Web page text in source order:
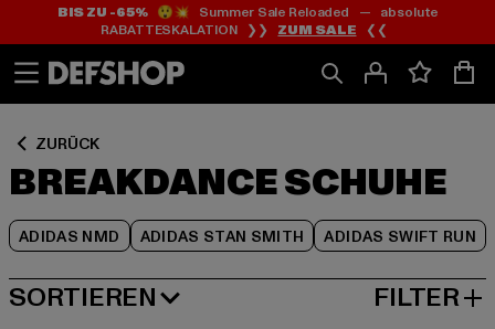
Zum
Inhalt
springen
Zum
Fußzeile
springen
BIS ZU -65%😲💥 Summer Sale Reloaded — absolute
RABATTESKALATION ❯❯ ZUM SALE ❮❮
ZURÜCK
BREAKDANCE SCHUHE
ADIDAS NMD ADIDAS STAN SMITH ADIDAS SWIFT RUN
Zum
Produktraster
springen
SORTIEREN
HÖCHSTE REDUZIERUNG FILTER